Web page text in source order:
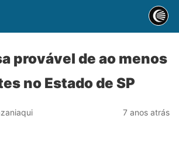
provável de ao menos
no Estado de SP
7 anos atrás